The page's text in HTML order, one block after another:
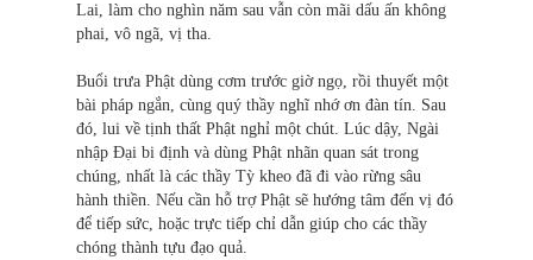
Lai, làm cho nghìn năm sau vẫn còn mãi dấu ấn không
phai, vô ngã, vị tha.
Buổi trưa Phật dùng cơm trước giờ ngọ, rồi thuyết một
bài pháp ngắn, cùng quý thầy nghĩ nhớ ơn đàn tín. Sau
đó, lui về tịnh thất Phật nghỉ một chút. Lúc dậy, Ngài
nhập Ðại bi định và dùng Phật nhãn quan sát trong
chúng, nhất là các thầy Tỳ kheo đã đi vào rừng sâu
hành thiền. Nếu cần hỗ trợ Phật sẽ hướng tâm đến vị đó
để tiếp sức, hoặc trực tiếp chỉ dẫn giúp cho các thầy
chóng thành tựu đạo quả.